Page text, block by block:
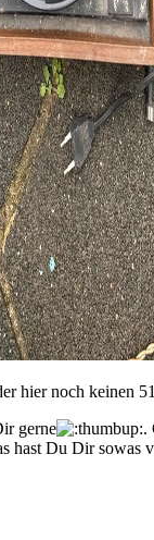
hier noch keinen
gerne
.
hast Du Dir sowas